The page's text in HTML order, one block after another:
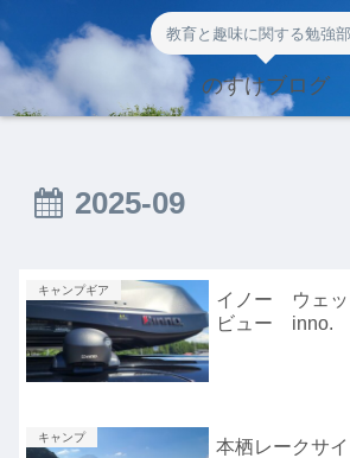
教育と趣味に関する勉強
のすけブログ
2025-09
キャンプギア
イノー ウェ
ビュー inno.
キャンプ
本栖レークサ